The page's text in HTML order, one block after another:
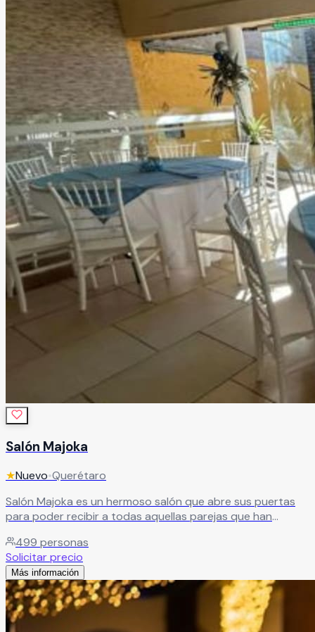
Salón Majoka
★Nuevo•Querétaro
Salón Majoka es un hermoso salón que abre sus puertas
para poder recibir a todas aquellas parejas que han
junto con sus familiares y amigos. Ya que les aseguran que
podrán tener evento inigualables, que siempre recordarán.
Leer más
499 personas
Solicitar precio
Más información